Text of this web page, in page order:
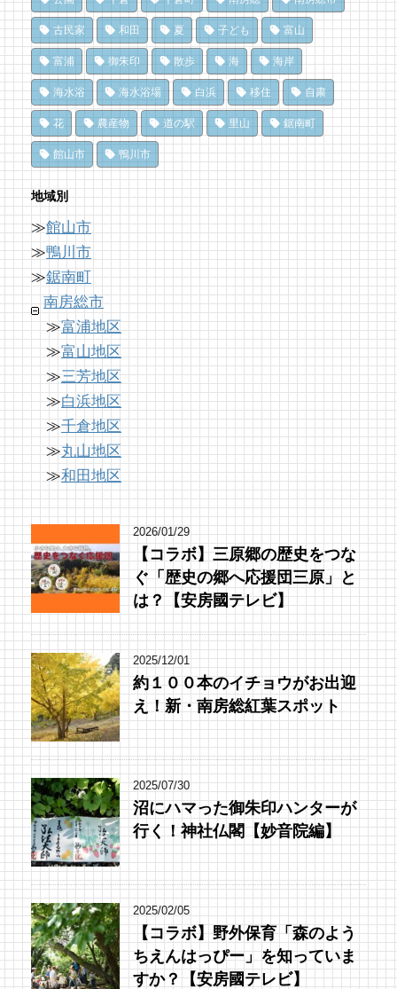
夏のごほうびにこだわりのかき氷を風菓堂で
16 views| by フジイ ミツコ
南房総・岩井にクラフトビール醸造所。体験
を届ける新たな拠点へ
16 views|byなべたゆかり
ドライブ休憩にオススメ！「とみうら元気倶
楽部」でホッと一息♪
15 views|byフジイ ミツコ
【コラボ】ちくら漁港朝市とは⁉︎ 名物「港海
鮮焼き」で新鮮魚介を食べ尽くす！【安房國
テレビ】
15 views|by美里歩来(Poccuru)
夏だ、クジラ到来。クジラに会いに和田町に
行こう！〈前編〉
70 views|byshouji naomi
夏のごほうびにこだわりのかき氷を風菓堂で
70 views|byフジイ ミツコ
ドライブ休憩にオススメ！「とみうら元気倶
楽部」でホッと一息♪
65 views|byフジイ ミツコ
南房総の海を食らう！天然ところてん専門店
「ところてん小屋 青木」
61 views|by原みりか
南房総パン屋めぐり【１】
クリケット（鴨川市）
10,471 views|bychoco-love
冬でも楽しめる！沖ノ島の無人島探検！
10,164 views|by福美
洗濯は持ち帰らない！カフェ併設のコインラ
ンドリーで帰宅前に洗濯
8,896 views|byなべたゆかり
「房総の駅とみうら」で夕食を済ませて渋滞
を回避しよう！
8,765 views|byari-iku
古民家 和田 夏 子ども 富山
富浦 御朱印 散歩 海 海岸
海水浴 海水浴場 白浜 移住 自粛
花 農産物 道の駅 里山 鋸南町
館山市 鴨川市
地域別
≫館山市
≫鴨川市
≫鋸南町
南房総市
≫富浦地区
≫富山地区
≫三芳地区
≫白浜地区
≫千倉地区
≫丸山地区
≫和田地区
2026/01/29
【コラボ】三原郷の歴史をつな
ぐ「歴史の郷へ応援団三原」と
は？【安房國テレビ】
2025/12/01
約１００本のイチョウがお出迎
え！新・南房総紅葉スポット
2025/07/30
沼にハマった御朱印ハンターが
行く！神社仏閣【妙音院編】
2025/02/05
【コラボ】野外保育「森のよう
ちえんはっぴー」を知っていま
すか？【安房國テレビ】